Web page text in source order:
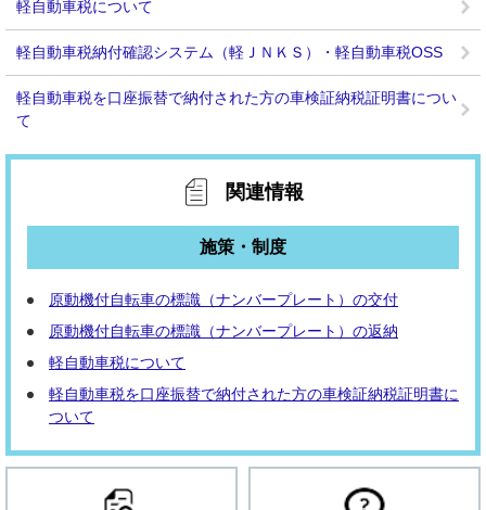
軽自動車税について
軽自動車税納付確認システム（軽ＪＮＫＳ）・軽自動車税OSS
軽自動車税を口座振替で納付された方の車検証納税証明書につい
て
関連情報
施策・制度
原動機付自転車の標識（ナンバープレート）の交付
原動機付自転車の標識（ナンバープレート）の返納
軽自動車税について
軽自動車税を口座振替で納付された方の車検証納税証明書に
ついて